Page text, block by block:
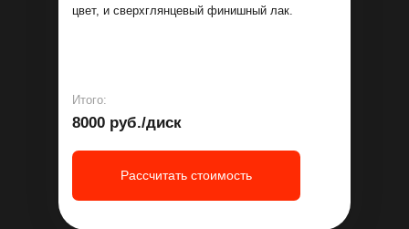
цвет, и сверхглянцевый финишный лак.
Итого:
8000 руб./диск
Рассчитать стоимость